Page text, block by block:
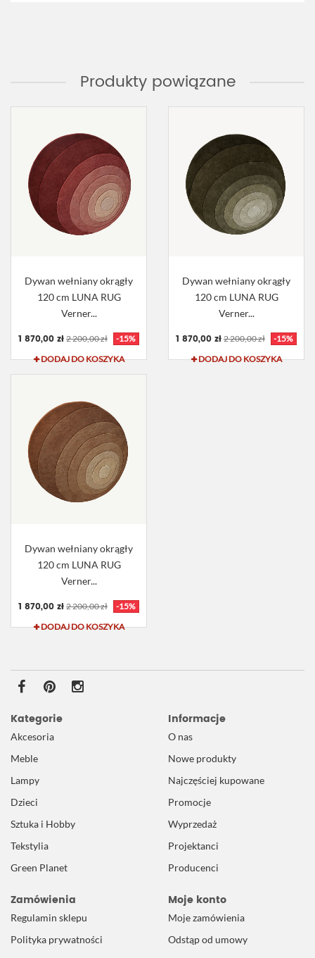
Produkty powiązane
Dywan wełniany okrągły
120 cm LUNA RUG
Verner...
1 870,00 zł 2 200,00 zł
-15%
DODAJ DO KOSZYKA
Dywan wełniany okrągły
120 cm LUNA RUG
Verner...
1 870,00 zł 2 200,00 zł
-15%
DODAJ DO KOSZYKA
Dywan wełniany okrągły
120 cm LUNA RUG
Verner...
1 870,00 zł 2 200,00 zł
-15%
DODAJ DO KOSZYKA
Kategorie
Akcesoria
Meble
Lampy
Dzieci
Sztuka i Hobby
Tekstylia
Green Planet
Informacje
O nas
Nowe produkty
Najczęściej kupowane
Promocje
Wyprzedaż
Projektanci
Producenci
Zamówienia
Regulamin sklepu
Polityka prywatności
Moje konto
Moje zamówienia
Odstąp od umowy